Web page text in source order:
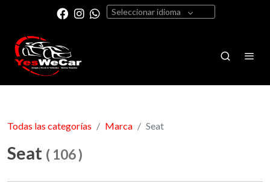
Seleccionar idioma
Todas las categorías Marca Seat
Seat ( 106)